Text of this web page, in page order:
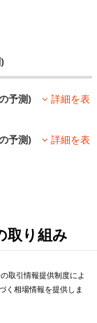
予測)
詳細を表
予測)
詳細を表
取り組み
取引情報提供制度によ
く相場情報を提供しま